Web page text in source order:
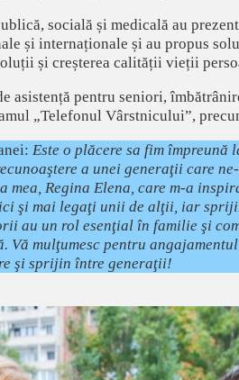
socială și medicală au
și internaționale și au propus
și creșterea calității vieții
asistență pentru seniori,
„Telefonul Vârstnicului”,
Este o plăcere sa fim
a unei generaţii care
Regina Elena, care m-a
şi mai legaţi unii de alţii, iar
au un rol esenţial în familie şi
mulţumesc pentru
şi sprijin între generaţii!